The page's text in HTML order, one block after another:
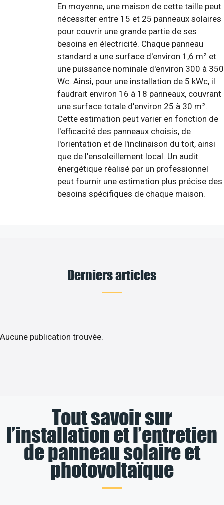
En moyenne, une maison de cette taille peut
nécessiter entre 15 et 25 panneaux solaires
pour couvrir une grande partie de ses
besoins en électricité. Chaque panneau
standard a une surface d'environ 1,6 m² et
une puissance nominale d'environ 300 à 350
Wc. Ainsi, pour une installation de 5 kWc, il
faudrait environ 16 à 18 panneaux, couvrant
une surface totale d'environ 25 à 30 m².
Cette estimation peut varier en fonction de
l'efficacité des panneaux choisis, de
l'orientation et de l'inclinaison du toit, ainsi
que de l'ensoleillement local. Un audit
énergétique réalisé par un professionnel
peut fournir une estimation plus précise des
besoins spécifiques de chaque maison.
Derniers articles
Aucune publication trouvée.
Tout savoir sur
l’installation et l’entretien
de panneau solaire et
photovoltaïque